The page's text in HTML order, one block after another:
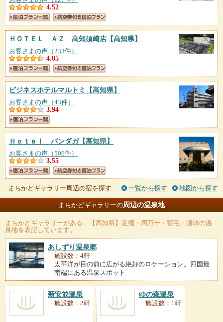
4.52
ＨＯＴＥＬ ＡＺ 高知須崎店 【高知県】
お客さまの声（233件）
4.05
ビジネスホテルマルトミ 【高知県】
お客さまの声（43件）
3.94
Ｈｏｔｅｌ バンダガ【高知県】
お客さまの声（506件）
3.55
まちかどギャラリー周辺の宿を探す 一覧から探す 地図から探す
まちかどギャラリーの周辺の温泉地
まちかどギャラリーがある、【高知県】足摺・四万十・宿毛・須崎の温
泉地を表記しています。
あしずり温泉郷
施設数：4軒
太平洋が目の前に広がる絶好のロケーション。四国最
南端にある温泉スポット
新安並温泉
施設数：2軒
ゆの森温泉
施設数：1軒